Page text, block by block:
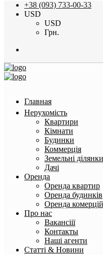
+38 (093) 733-00-33
USD
USD
Грн.
Главная
Нерухомість
Квартири
Кімнати
Будинки
Коммерція
Земельні ділянки
Дачі
Оренда
Оренда квартир
Оренда будинків
Оренда
Про нас
Вакансіії
Контакты
Наші агенти
Статті & Новини